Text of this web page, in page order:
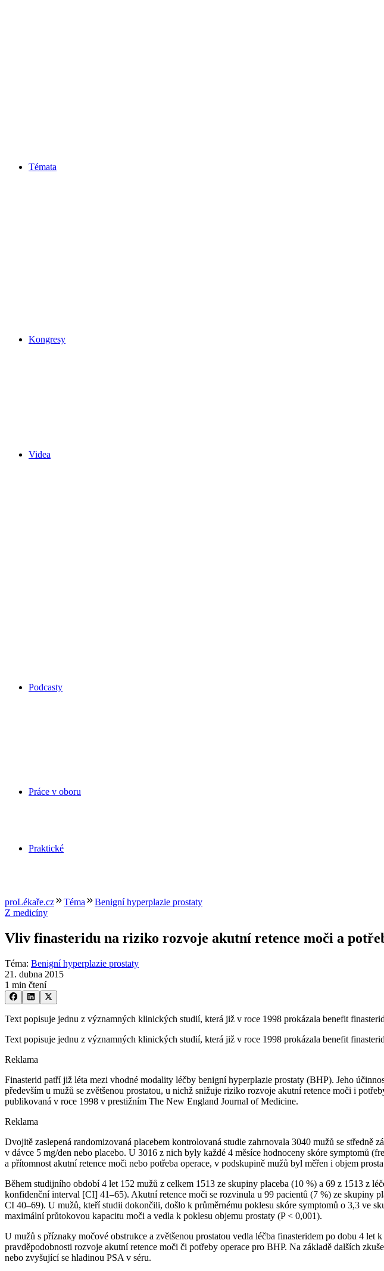
Témata
Kongresy
Videa
Podcasty
Práce v oboru
Praktické
proLékaře.cz Téma
Benigní hyperplazie prostaty
Z medicíny
Vliv finasteridu na riziko rozvoje akutní retence moči a
Téma: Benigní hyperplazie prostaty
21. dubna 2015
1 min čtení
Text popisuje jednu z významných klinických studií, která již v roce 1998 prokázala benefit
Text popisuje jednu z významných klinických studií, která již v roce 1998 prokázala benefit
Reklama
Finasterid patří již léta mezi vhodné modality léčby benigní hyperplazie prostaty (BHP). Jeho
především u mužů se zvětšenou prostatou, u nichž snižuje riziko rozvoje akutní retence moči i
publikovaná v roce 1998 v prestižním The New England Journal of Medicine.
Reklama
Dvojitě zaslepená randomizovaná placebem kontrolovaná studie zahrnovala 3040 mužů se
v dávce 5 mg⁠/⁠den nebo placebo. U 3016 z nich byly každé 4 měsíce hodnoceny skóre symptomů
a přítomnost akutní retence moči nebo potřeba operace, v podskupině mužů byl měřen i objem
Během studijního období 4 let 152 mužů z celkem 1513 ze skupiny placeba (10 %) a 69 z 1513 z
konfidenční interval [CI] 41–65). Akutní retence moči se rozvinula u 99 pacientů (7 %) ze skupiny
CI 40–69). U mužů, kteří studii dokončili, došlo k průměrnému poklesu skóre symptomů o 3,3 ve
maximální průtokovou kapacitu moči a vedla k poklesu objemu prostaty (P < 0,001).
U mužů s příznaky močové obstrukce a zvětšenou prostatou vedla léčba finasteridem po dobu 4
pravděpodobnosti rozvoje akutní retence moči či potřeby operace pro BHP. Na základě dalších
nebo zvyšující se hladinou PSA v séru.